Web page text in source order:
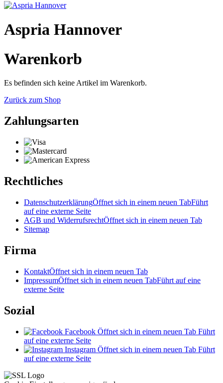
Aspria Hannover
Warenkorb
Es befinden sich keine Artikel im Warenkorb.
Zurück zum Shop
Zahlungsarten
Rechtliches
DatenschutzerklärungÖffnet sich in einem neuen TabFührt
auf eine externe Seite
AGB und WiderrufsrechtÖffnet sich in einem neuen Tab
Sitemap
Firma
KontaktÖffnet sich in einem neuen Tab
ImpressumÖffnet sich in einem neuen TabFührt auf eine
externe Seite
Sozial
Facebook Öffnet sich in einem neuen Tab Führt
auf eine externe Seite
Instagram Öffnet sich in einem neuen Tab Führt
auf eine externe Seite